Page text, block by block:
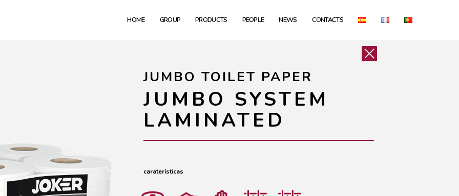
HOME GROUP PRODUCTS PEOPLE NEWS CONTACTS
JUMBO TOILET PAPER
JUMBO SYSTEM
LAMINATED
caraterísticas